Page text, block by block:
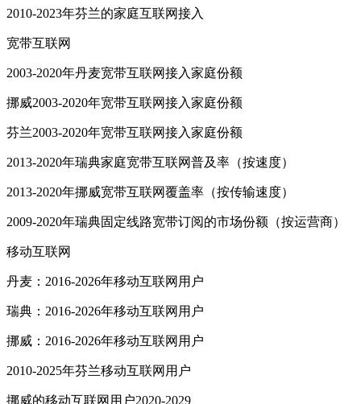
2010-2023年芬兰的家庭互联网接入
宽带互联网
2003-2020年丹麦宽带互联网接入家庭份额
挪威2003-2020年宽带互联网接入家庭份额
芬兰2003-2020年宽带互联网接入家庭份额
2013-2020年瑞典家庭宽带互联网普及率（按速度）
2013-2020年挪威宽带互联网覆盖率（按传输速度）
2009-2020年瑞典固定线路宽带订阅的市场份额（按运营商）
移动互联网
丹麦：2016-2026年移动互联网用户
瑞典：2016-2026年移动互联网用户
挪威：2016-2026年移动互联网用户
2010-2025年芬兰移动互联网用户
挪威的移动互联网用户2020-2029